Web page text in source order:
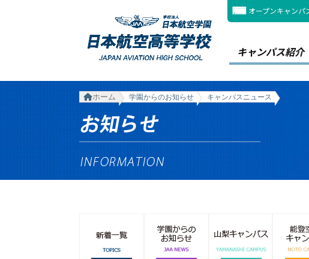
オープンキャンパ
キャンパス紹介
ホーム 学園からのお知らせ キャンパスニュース